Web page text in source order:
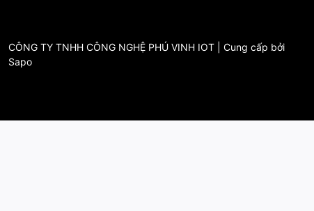
CÔNG TY TNHH CÔNG NGHỆ PHÚ VINH IOT | Cung cấp bởi
Sapo